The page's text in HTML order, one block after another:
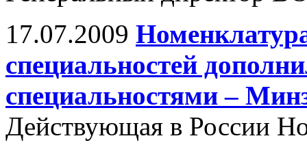
17.07.2009
специальностей
специальностями –
Действующая в России